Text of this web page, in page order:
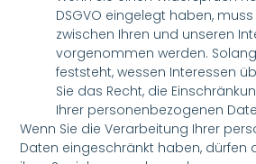
DSGVO eingelegt haben,
zwischen Ihren und unseren
vorgenommen werden.
feststeht, wessen Interessen
Sie das Recht, die
Ihrer personenbezogenen
Wenn Sie die Verarbeitung Ihrer
Daten eingeschränkt haben, dürfen